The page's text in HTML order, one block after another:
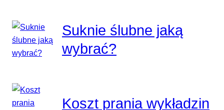
Suknie ślubne jaką
wybrać?
Koszt prania wykładzin